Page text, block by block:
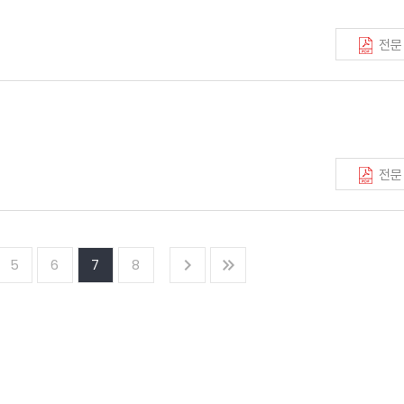
전문
전문
5 6 7 8